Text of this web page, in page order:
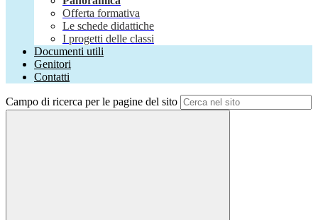
Offerta formativa
Le schede didattiche
I progetti delle classi
Documenti utili
Genitori
Contatti
Campo di ricerca per le pagine del sito